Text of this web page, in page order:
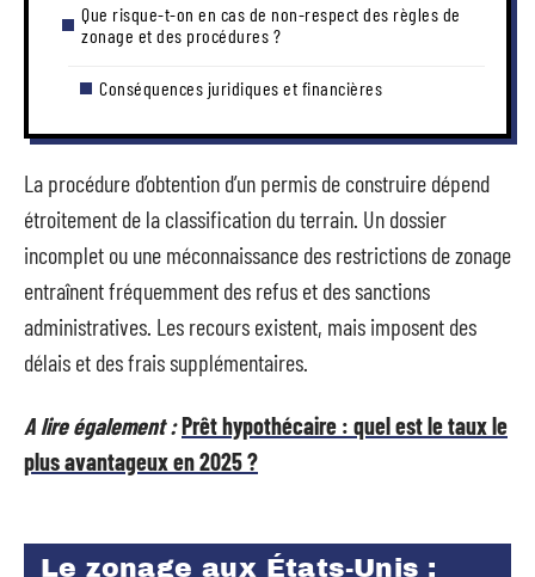
Que risque-t-on en cas de non-respect des règles de
zonage et des procédures ?
Conséquences juridiques et financières
La procédure d’obtention d’un permis de construire dépend
étroitement de la classification du terrain. Un dossier
incomplet ou une méconnaissance des restrictions de zonage
entraînent fréquemment des refus et des sanctions
administratives. Les recours existent, mais imposent des
délais et des frais supplémentaires.
A lire également :Prêt hypothécaire : quel est le taux le
plus avantageux en 2025 ?
Le zonage aux États-Unis :